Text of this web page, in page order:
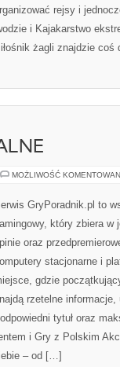
rejsy i
i Kajakarstwo
żagli znajdzie
MOŻLIWOŚĆ
GryPoradnik.pl to
który zbiera w
oraz
stacjonarne i
gdzie
rzetelne
tytuł oraz
i Gry z Polskim
– od […]